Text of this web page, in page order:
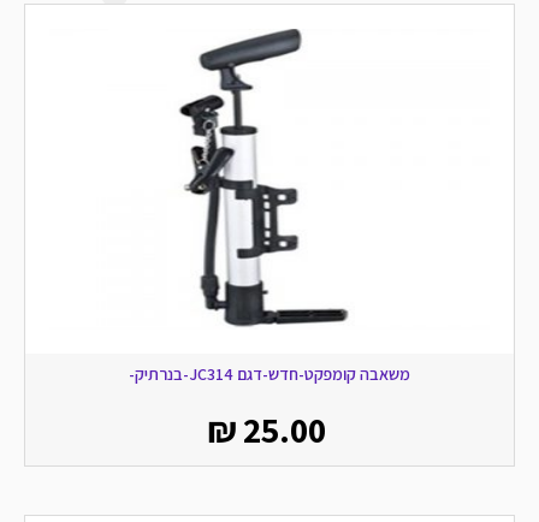
משאבה קומפקט-חדש-דגם JC314-בנרתיק-
₪25.00